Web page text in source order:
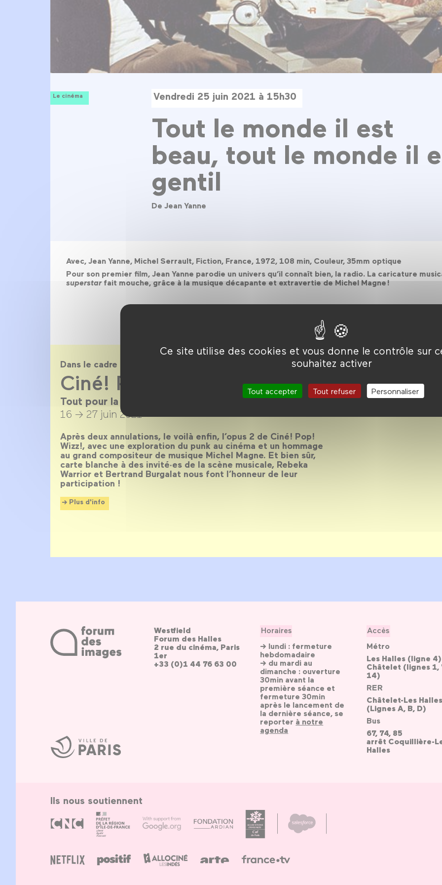
Ce site utilise des cookies et vous donne le contrôle sur
souhaitez activer
Tout accepter Tout refuser Personnaliser
Le cinéma Vendredi 25 juin 2021 à 15h30
Tout le monde il est
beau, tout le monde il
gentil
De Jean Yanne
Avec, Jean Yanne, Michel Serrault, Fiction, France, 1972, 108 min, Couleur, 35mm optique
Pour son premier film, Jean Yanne parodie un univers qu’il connaît bien, la radio. La caricature
superstarfait mouche, grâce à la musique décapante et extravertie de Michel Magne !
Dans le cadre de
Ciné! Pop! Wizz! #2
Tout pour la musique en 20 films
16 → 27 juin 2021
Après deux annulations, le voilà enfin, l’opus 2 de Ciné! Pop!
Wizz!, avec une exploration du punk au cinéma et un hommage
au grand compositeur de musique Michel Magne. Et bien sûr,
carte blanche à des invité·es de la scène musicale, Rebeka
Warrior et Bertrand Burgalat nous font l’honneur de leur
participation !
Plus d'info
Ville
de
Paris
Westfield
Forum des Halles
2 rue du cinéma, Paris
1er
+33 (0)1 44 76 63 00
Horaires
→ lundi : fermeture
hebdomadaire
→ du mardi au
dimanche : ouverture
30min avant la
première séance et
fermeture 30min
après le lancement de
la dernière séance, se
reporter à notre
agenda
Accès
Métro
Les Halles (ligne 4)
Châtelet (lignes 1,
14)
RER
Châtelet-Les Halles
(Lignes A, B, D)
Bus
67, 74, 85
arrêt Coquillière-
Halles
Ils nous soutiennent